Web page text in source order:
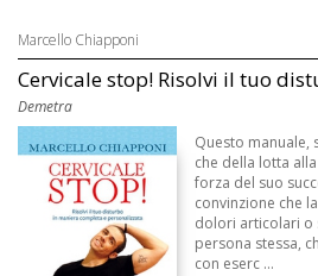
Marcello Chiapponi
Cervicale stop! Risolvi il tuo
Demetra
Questo manuale,
che della lotta
forza del suo
convinzione che
dolori articolari o
persona stessa,
con eserc ...